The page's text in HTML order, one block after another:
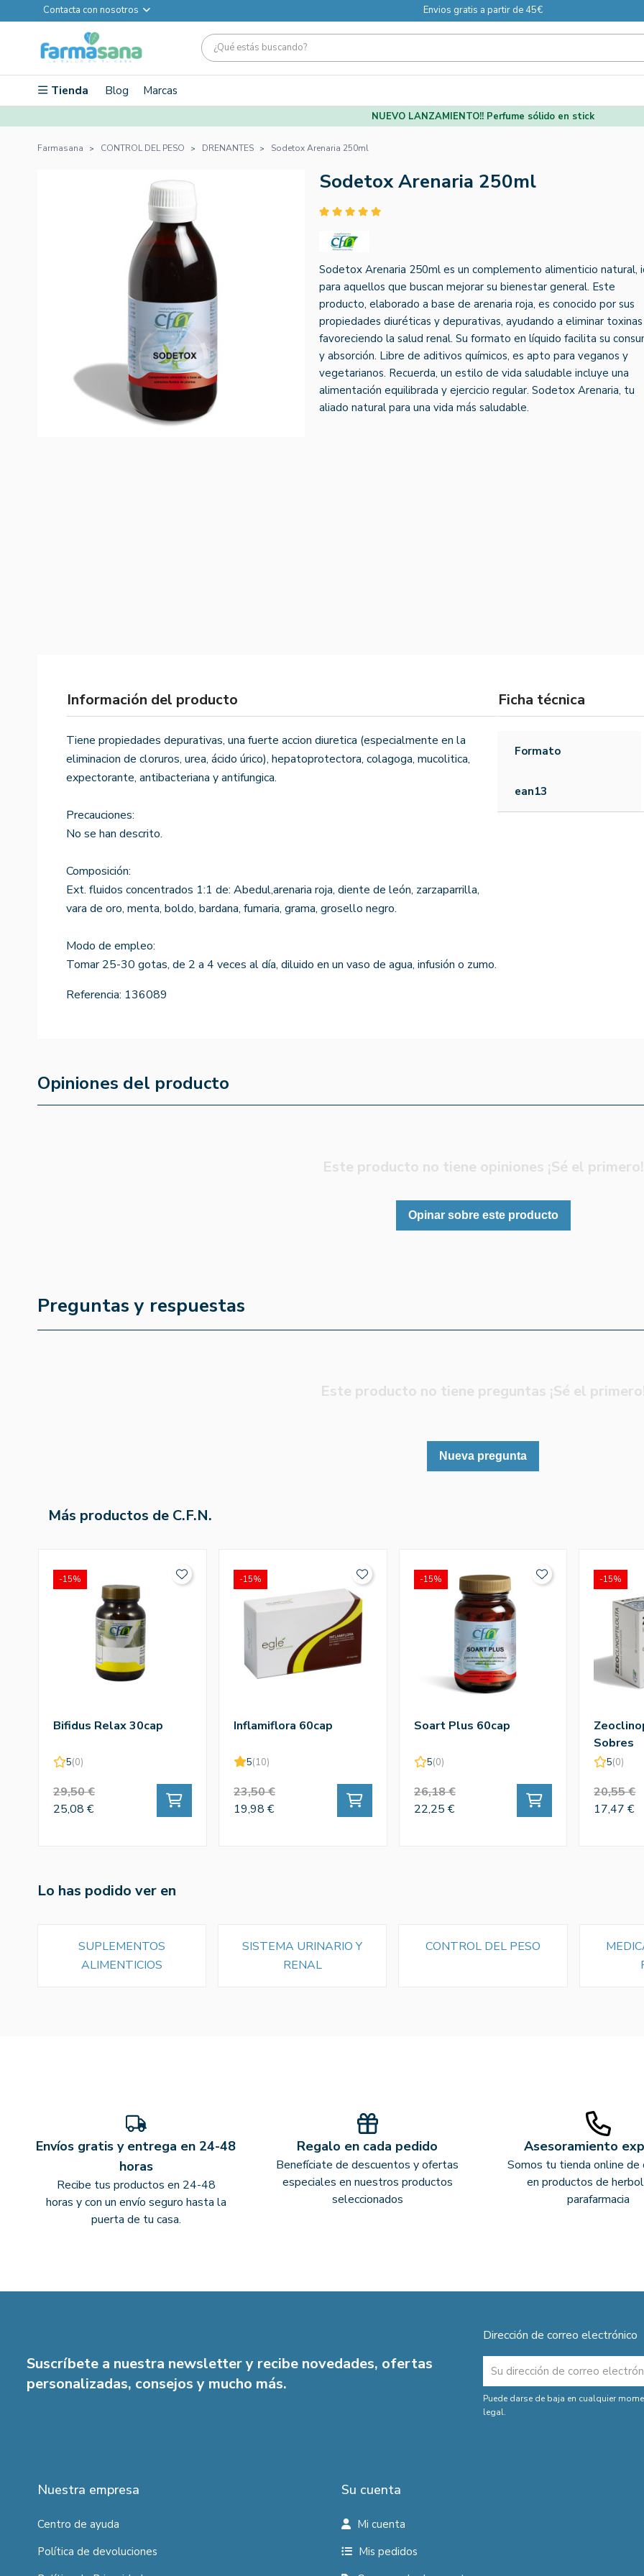
Contacta con nosotros Envios gratis a partir de 45€
Tienda Blog Marcas
NUEVO LANZAMIENTO!! Perfume sólido en stick
Farmasana CONTROL DEL PESO DRENANTES Sodetox Arenaria 250ml
Sodetox Arenaria 250ml
Sodetox Arenaria 250ml es un complemento alimenticio natural,
para aquellos que buscan mejorar su bienestar general. Este
producto, elaborado a base de arenaria roja, es conocido por sus
propiedades diuréticas y depurativas, ayudando a eliminar
favoreciendo la salud renal. Su formato en líquido facilita su
y absorción. Libre de aditivos químicos, es apto para veganos y
vegetarianos. Recuerda, un estilo de vida saludable incluye una
alimentación equilibrada y ejercicio regular. Sodetox Arenaria, tu
aliado natural para una vida más saludable.
Información del producto
Tiene propiedades depurativas, una fuerte accion diuretica (especialmente en la
eliminacion de cloruros, urea, ácido úrico), hepatoprotectora, colagoga, mucolitica,
expectorante, antibacteriana y antifungica.
Precauciones:
No se han descrito.
Composición:
Ext. fluidos concentrados 1:1 de: Abedul,arenaria roja, diente de león, zarzaparrilla,
vara de oro, menta, boldo, bardana, fumaria, grama, grosello negro.
Modo de empleo:
Tomar 25-30 gotas, de 2 a 4 veces al día, diluido en un vaso de agua, infusión o zumo.
Referencia: 136089
Ficha técnica
Formato
ean13
Opiniones del producto
Este producto no tiene opiniones ¡Sé el primero!
Opinar sobre este producto
Preguntas y respuestas
Este producto no tiene preguntas ¡Sé el primero!
Nueva pregunta
Más productos de C.F.N.
Bifidus Relax 30cap
5(0)
29,50 €
25,08 €
-15%
Inflamiflora 60cap
5(10)
23,50 €
19,98 €
-15%
Soart Plus 60cap
5(0)
26,18 €
22,25 €
-15%
Sobres
5(0)
20,55 €
17,47 €
-15%
Lo has podido ver en
SUPLEMENTOS
ALIMENTICIOS
SISTEMA URINARIO Y
RENAL
CONTROL DEL PESO
Envíos gratis y entrega en 24-48
horas
Recibe tus productos en 24-48
horas y con un envío seguro hasta la
puerta de tu casa.
Regalo en cada pedido
Benefíciate de descuentos y ofertas
especiales en nuestros productos
seleccionados
Asesoramiento
Somos tu tienda online de
en productos de
parafarmacia
Suscríbete a nuestra newsletter y recibe novedades, ofertas
personalizadas, consejos y mucho más.
Dirección de correo electrónico
Puede darse de baja en cualquier
legal.
Nuestra empresa
Centro de ayuda
Política de devoluciones
Su cuenta
Mi cuenta
Mis pedidos